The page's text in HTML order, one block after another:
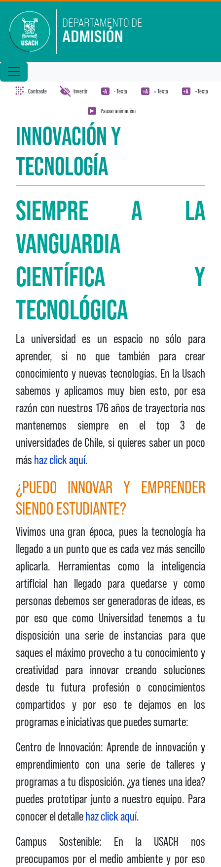
Contraste Invertir - Texto = Texto +Texto
Pausar animación
INNOVACIÓN Y
TECNOLOGÍA
SIEMPRE A LA
VANGUARDIA
CIENTÍFICA Y
TECNOLÓGICA
La universidad es un espacio no sólo para
aprender, si no que también para crear
conocimiento y nuevas tecnologías. En la Usach
sabemos y aplicamos muy bien esto, por esa
razón con nuestros 176 años de trayectoria nos
mantenemos siempre en el top 3 de
universidades de Chile, si quieres saber un poco
más haz click aquí.
¿PUEDO INNOVAR Y EMPRENDER
SIENDO ESTUDIANTE?
Vivimos una gran época, pues la tecnología ha
llegado a un punto que es cada vez más sencillo
aplicarla. Herramientas como la inteligencia
artificial han llegado para quedarse y como
personas debemos ser generadoras de ideas, es
por eso que como Universidad tenemos a tu
disposición una serie de instancias para que
saques el máximo provecho a tu conocimiento y
creatividad para innovar creando soluciones
desde tu futura profesión o conocimientos
compartidos y por eso te dejamos en los
programas e iniciativas que puedes sumarte:
Centro de Innovación: Aprende de innovación y
emprendimiento con una serie de talleres y
programas a tu disposición. ¿ya tienes una idea?
puedes prototipar junto a nuestro equipo. Para
conocer el detallehaz click aquí.
Campus Sostenible: En la USACH nos
preocupamos por el medio ambiente y por eso